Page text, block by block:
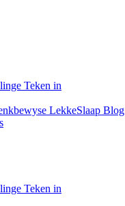
Teken in
LekkeSlaap Blog
Teken in